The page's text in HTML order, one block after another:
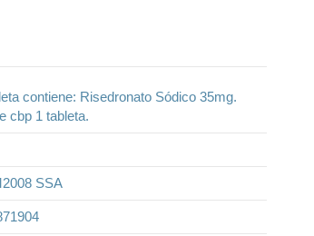
contiene: Risedronato Sódico 35mg.
cbp 1 tableta.
SSA